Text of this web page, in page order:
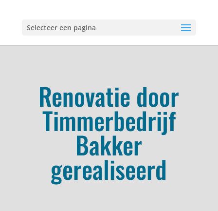
Selecteer een pagina
Renovatie door
Timmerbedrijf
Bakker
gerealiseerd